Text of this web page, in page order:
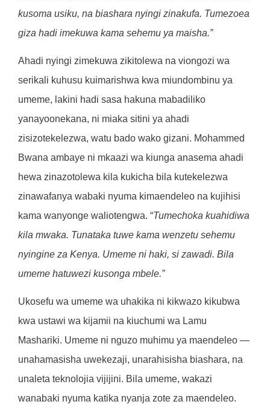
kusoma usiku, na biashara nyingi zinakufa. Tumezoea
giza hadi imekuwa kama sehemu ya maisha.”
Ahadi nyingi zimekuwa zikitolewa na viongozi wa
serikali kuhusu kuimarishwa kwa miundombinu ya
umeme, lakini hadi sasa hakuna mabadiliko
yanayoonekana, ni miaka sitini ya ahadi
zisizotekelezwa, watu bado wako gizani. Mohammed
Bwana ambaye ni mkaazi wa kiunga anasema ahadi
hewa zinazotolewa kila kukicha bila kutekelezwa
zinawafanya wabaki nyuma kimaendeleo na kujihisi
kama wanyonge waliotengwa. “Tumechoka kuahidiwa
kila mwaka. Tunataka tuwe kama wenzetu sehemu
nyingine za Kenya. Umeme ni haki, si zawadi. Bila
umeme hatuwezi kusonga mbele.”
Ukosefu wa umeme wa uhakika ni kikwazo kikubwa
kwa ustawi wa kijamii na kiuchumi wa Lamu
Mashariki. Umeme ni nguzo muhimu ya maendeleo —
unahamasisha uwekezaji, unarahisisha biashara, na
unaleta teknolojia vijijini. Bila umeme, wakazi
wanabaki nyuma katika nyanja zote za maendeleo.